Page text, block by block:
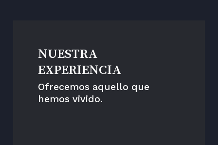
NUESTRA
EXPERIENCIA
Ofrecemos aquello que
hemos vivido.